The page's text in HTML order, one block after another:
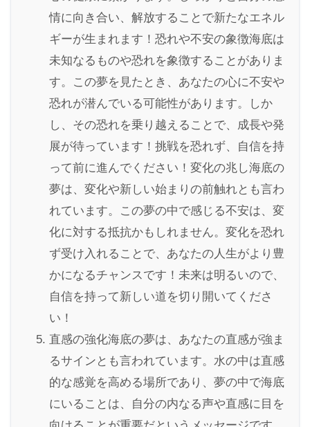
情に向き合い、解放することで新たなエネル
ギーが生まれます！恐れや不安の象徴海底は
未知なるものや恐れを象徴することがありま
す。この夢を見たとき、あなたの心に不安や
恐れが潜んでいる可能性があります。しか
し、その恐れを乗り越えることで、成長や発
展が待っています！挑戦を恐れず、自信を持
って前に進んでください！変化の兆し海底の
夢は、変化や新しい始まりの前触れとも言わ
れています。この夢の中で感じる不安は、変
化に対する抵抗かもしれません。変化を恐れ
ず受け入れることで、あなたの人生がより豊
かになるチャンスです！未来は明るいので、
自信を持って新しい道を切り開いてくださ
い！
直感の強化海底の夢は、あなたの直感が強ま
るサインとも言われています。水の中は直感
的な感覚を高める場所であり、夢の中で海底
にいることは、自分の内なる声や直感に目を